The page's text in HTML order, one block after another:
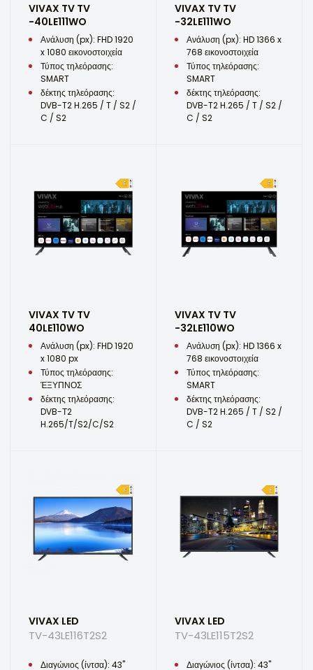
VIVAX TV TV
-40LE111WO
Ανάλυση (px): FHD 1920
x 1080 εικονοστοιχεία
Τύπος τηλεόρασης:
SMART
δέκτης τηλεόρασης:
DVB-T2 H.265 / T / S2 /
C / S2
VIVAX TV TV
-32LE111WO
Ανάλυση (px): HD 1366 x
768 εικονοστοιχεία
Τύπος τηλεόρασης:
SMART
δέκτης τηλεόρασης:
DVB-T2 H.265 / T / S2 /
C / S2
VIVAX TV TV
40LE110WO
Ανάλυση (px): FHD 1920
x 1080 px
Τύπος τηλεόρασης:
ΈΞΥΠΝΟΣ
δέκτης τηλεόρασης:
DVB-Τ2
H.265/T/S2/C/S2
VIVAX TV TV
-32LE110WO
Ανάλυση (px): HD 1366 x
768 εικονοστοιχεία
Τύπος τηλεόρασης:
SMART
δέκτης τηλεόρασης:
DVB-T2 H.265 / T / S2 /
C / S2
VIVAX LED
TV-43LE116T2S2
Διαγώνιος (ίντσα): 43"
VIVAX LED
TV-43LE115T2S2
Διαγώνιος (ίντσα): 43"